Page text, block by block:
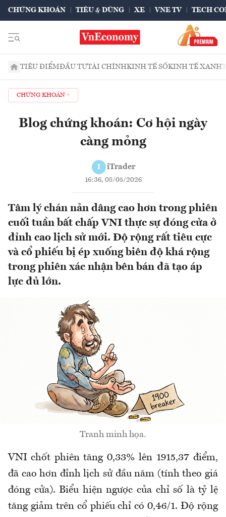
CHỨNG KHOÁN TIÊU & DÙNG XE VNE TV TECH
TIÊU ĐIỂMĐẦU TƯTÀI CHÍNHKINH TẾ SỐKINH TẾ XANH
CHỨNG KHOÁN
Blog chứng khoán: Cơ hội ngày
càng mỏng
I iTrader
16:36, 08/05/2026
Tâm lý chán nản dâng cao hơn trong phiên
cuối tuần bất chấp VNI thực sự đóng cửa ở
đỉnh cao lịch sử mới. Độ rộng rất tiêu cực
và cổ phiếu bị ép xuống biên độ khá rộng
trong phiên xác nhận bên bán đã tạo áp
lực đủ lớn.
Tranh minh họa.
VNI chốt phiên tăng 0,33% lên 1915,37 điểm,
đã cao hơn đỉnh lịch sử đầu năm (tính theo giá
đóng cửa). Biểu hiện ngược của chỉ số là tỷ lệ
tăng giảm trên cổ phiếu chỉ có 0,46/1. Độ rộng